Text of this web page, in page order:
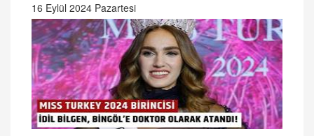
16 Eylül 2024 Pazartesi